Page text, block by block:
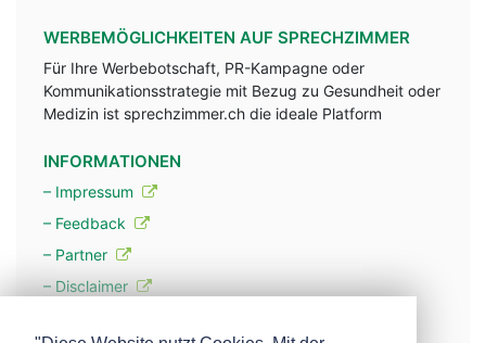
WERBEMÖGLICHKEITEN AUF SPRECHZIMMER
Für Ihre Werbebotschaft, PR-Kampagne oder
Kommunikationsstrategie mit Bezug zu Gesundheit oder
Medizin ist sprechzimmer.ch die ideale Platform
INFORMATIONEN
– Impressum
– Feedback
– Partner
– Disclaimer